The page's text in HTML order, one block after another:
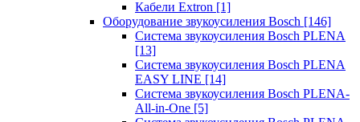
Кабели Extron [1]
Оборудование звукоусиления Bosch [146]
Система звукоусиления Bosch PLENA
[13]
Система звукоусиления Bosch PLENA
EASY LINE [14]
Система звукоусиления Bosch PLENA-
All-in-One [5]